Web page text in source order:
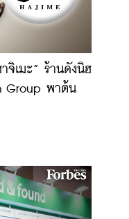
จิเมะ” ร้านดังนิฮ
Group พาต้น